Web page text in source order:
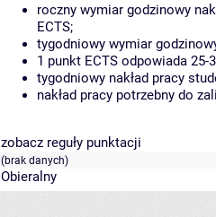
roczny wymiar godzinowy
ECTS;
tygodniowy wymiar
1 punkt ECTS odpowiada
tygodniowy nakład pracy
nakład pracy potrzebny do
zobacz reguły punktacji
(brak danych)
Obieralny